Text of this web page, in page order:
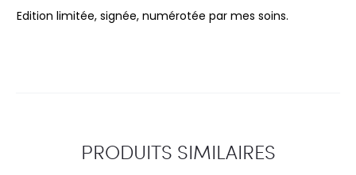
Edition limitée, signée, numérotée par mes soins.
PRODUITS SIMILAIRES